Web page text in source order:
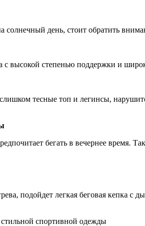
солнечный день, стоит обратить
с высокой степенью поддержки и
тесные топ и легинсы,
бегать в вечернее время.
подойдет легкая беговая кепка